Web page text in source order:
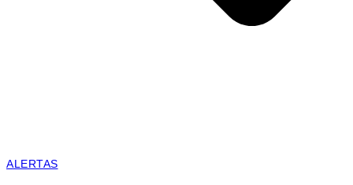
ALERTAS